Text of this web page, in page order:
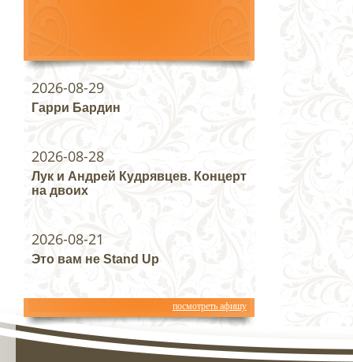
2026-08-29
Гарри Бардин
2026-08-28
Лук и Андрей Кудрявцев. Концерт
на двоих
2026-08-21
Это вам не Stand Up
посмотреть афишу